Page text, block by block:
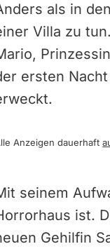
als in
Villa zu
ersten
Anzeigen dauerhaft
seinem
ist.
Gehilfin